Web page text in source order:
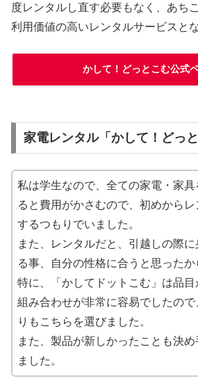
度レンタルし直す必要もなく、あち
利用価値の高いレンタルサービスと
かして！どっとこむ公式
家電レンタル「かして！どっ
私は学生なので、全ての家電・家具
ると費用がかさむので、初めからレ
するつもりでいました。
また、レンタルだと、引越しの際に
る事、自分の性格に合うと思ったか
特に、「かしてドットこむ」は品目
組み合わせが非常に容易でしたので
りもこちらを選びました。
また、製品が新しかったことも決め
ました。